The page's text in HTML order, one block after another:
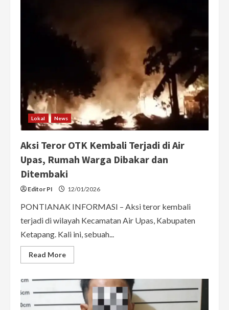
Perabot
Rumah,
Sabu
Lokal News
Aksi Teror OTK Kembali Terjadi di Air
Upas, Rumah Warga Dibakar dan
Ditembaki
Editor PI 12/01/2026
PONTIANAK INFORMASI – Aksi teror kembali
terjadi di wilayah Kecamatan Air Upas, Kabupaten
Ketapang. Kali ini, sebuah...
Read MoreRead
more
Teror
OTK
Kembali
Terjadi